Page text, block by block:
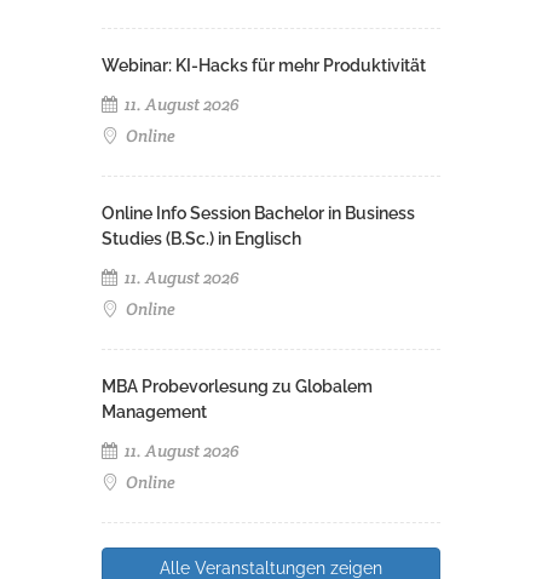
Webinar: KI-Hacks für mehr Produktivität
11. August 2026
Online
Online Info Session Bachelor in Business
Studies (B.Sc.) in Englisch
11. August 2026
Online
MBA Probevorlesung zu Globalem
Management
11. August 2026
Online
Alle Veranstaltungen zeigen